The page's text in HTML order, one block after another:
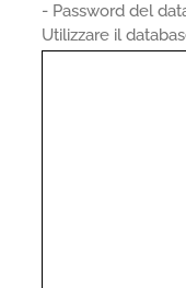
- Password del
Utilizzare il